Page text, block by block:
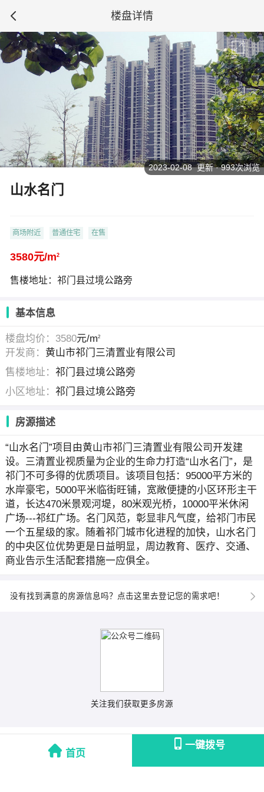
楼盘详情
山水名门
商场附近 普通住宅 在售
3580元/m2
售楼地址：祁门县过境公路旁
首页
一键拨号
2023-02-08 更新 · 993次浏览
基本信息
楼盘均价：3580元/m2
开发商： 黄山市祁门三清置业有限公司
售楼地址：祁门县过境公路旁
小区地址：祁门县过境公路旁
房源描述
“山水名门”项目由黄山市祁门三清置业有限公司开发建
设。三清置业视质量为企业的生命力打造“山水名门”，是
祁门不可多得的优质项目。该项目包括：95000平方米的
水岸豪宅，5000平米临街旺铺，宽敞便捷的小区环形主干
道，长达470米景观河堤，80米观光桥，10000平米休闲
广场---祁红广场。名门风范，彰显非凡气度，给祁门市民
一个五星级的家。随着祁门城市化进程的加快，山水名门
的中央区位优势更是日益明显，周边教育、医疗、交通、
商业告示生活配套措施一应俱全。
没有找到满意的房源信息吗？点击这里去登记您的需求吧！
关注我们获取更多房源